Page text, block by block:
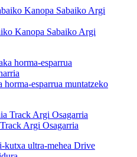
Kanopa Sabaiko Argi
horma-esparrua muntatzeko
Argi Osagarria